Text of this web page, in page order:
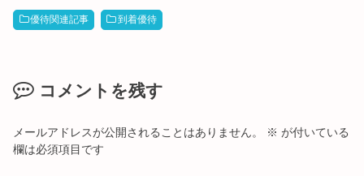
優待関連記事 到着優待
コメントを残す
メールアドレスが公開されることはありません。 ※ が付いている
欄は必須項目です